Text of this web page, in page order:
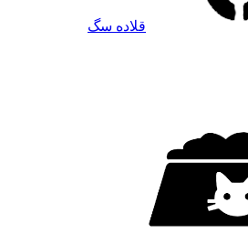
قلاده سگ